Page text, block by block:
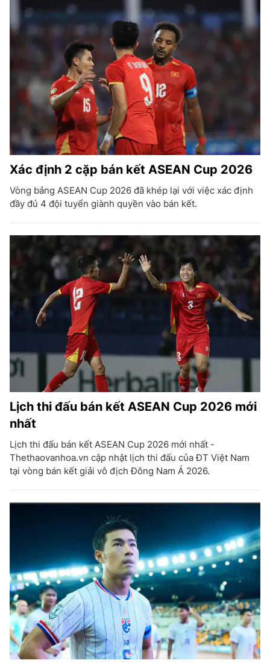
Xác định 2 cặp bán kết ASEAN Cup 2026
Vòng bảng ASEAN Cup 2026 đã khép lại với việc xác định
đầy đủ 4 đội tuyển giành quyền vào bán kết.
Lịch thi đấu bán kết ASEAN Cup 2026 mới
nhất
Lịch thi đấu bán kết ASEAN Cup 2026 mới nhất -
Thethaovanhoa.vn cập nhật lịch thi đấu của ĐT Việt Nam
tại vòng bán kết giải vô địch Đông Nam Á 2026.